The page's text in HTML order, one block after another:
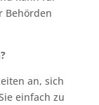
Behörden
an, sich
einfach zu